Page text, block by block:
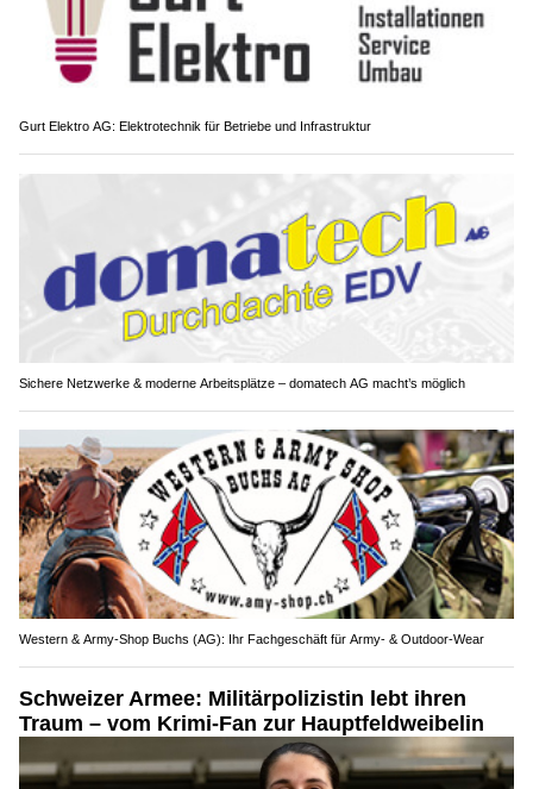
Gurt Elektro AG: Elektrotechnik für Betriebe und Infrastruktur
Sichere Netzwerke & moderne Arbeitsplätze – domatech AG macht’s möglich
Western & Army-Shop Buchs (AG): Ihr Fachgeschäft für Army- & Outdoor-Wear
Schweizer Armee: Militärpolizistin lebt ihren
Traum – vom Krimi-Fan zur Hauptfeldweibelin